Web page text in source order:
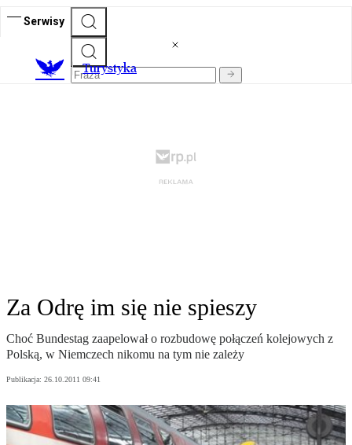
Serwisy
Turystyka
Za Odrę im się nie spieszy
Choć Bundestag zaapelował o rozbudowę połączeń kolejowych z
Polską, w Niemczech nikomu na tym nie zależy
Publikacja: 26.10.2011 09:41